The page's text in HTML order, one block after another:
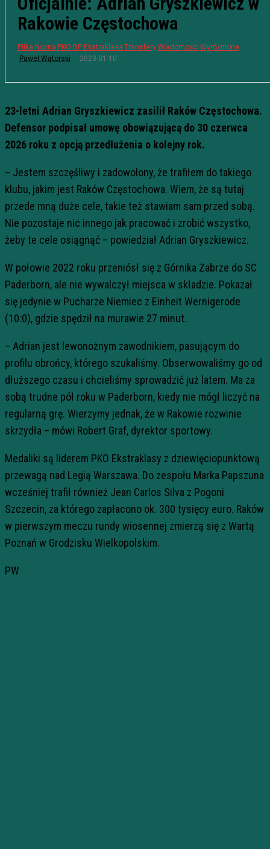
Rakowie Częstochowa
Piłka Nożna PKO BP Ekstraklasa TransferyWiadomości Wyróżnione
Paweł Wątorski
2023-01-10
23-letni Adrian Gryszkiewicz zasilił Raków Częstochowa.
Defensor podpisał umowę obowiązującą do 30 czerwca
2026 roku z opcją przedłużenia o kolejny rok.
– Jestem szczęśliwy i zadowolony, że trafiłem do takiego
klubu, jakim jest Raków Częstochowa. Wiem, że są tutaj
przede mną duże cele, takie też stawiam sam przed sobą.
Nie pozostaje nic innego jak pracować i zrobić wszystko,
żeby te cele osiągnąć – powiedział Adrian Gryszkiewicz.
W połowie 2022 roku przeniósł się z Górnika Zabrze do SC
Paderborn, ale nie wywalczył miejsca w składzie. Pokazał
się jedynie w Pucharze Niemiec z Einheit Wernigerode
(10:0), gdzie spędził na murawie 27 minut.
– Adrian jest lewonożnym zawodnikiem, pasującym do
profilu obrońcy, którego szukaliśmy. Obserwowaliśmy go od
dłuższego czasu i chcieliśmy sprowadzić już latem. Ma za
sobą trudne pół roku w Paderborn, kiedy nie mógł liczyć na
regularną grę. Wierzymy jednak, że w Rakowie rozwinie
skrzydła – mówi Robert Graf, dyrektor sportowy.
Medaliki są liderem PKO Ekstraklasy z dziewięciopunktową
przewagą nad Legią Warszawa. Do zespołu Marka Papszuna
wcześniej trafił również Jean Carlos Silva z Pogoni
Szczecin, za którego zapłacono ok. 300 tysięcy euro. Raków
w pierwszym meczu rundy wiosennej zmierzą się z Wartą
Poznań w Grodzisku Wielkopolskim.
PW